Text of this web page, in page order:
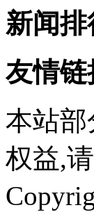
新闻
友情链
本站
权益,